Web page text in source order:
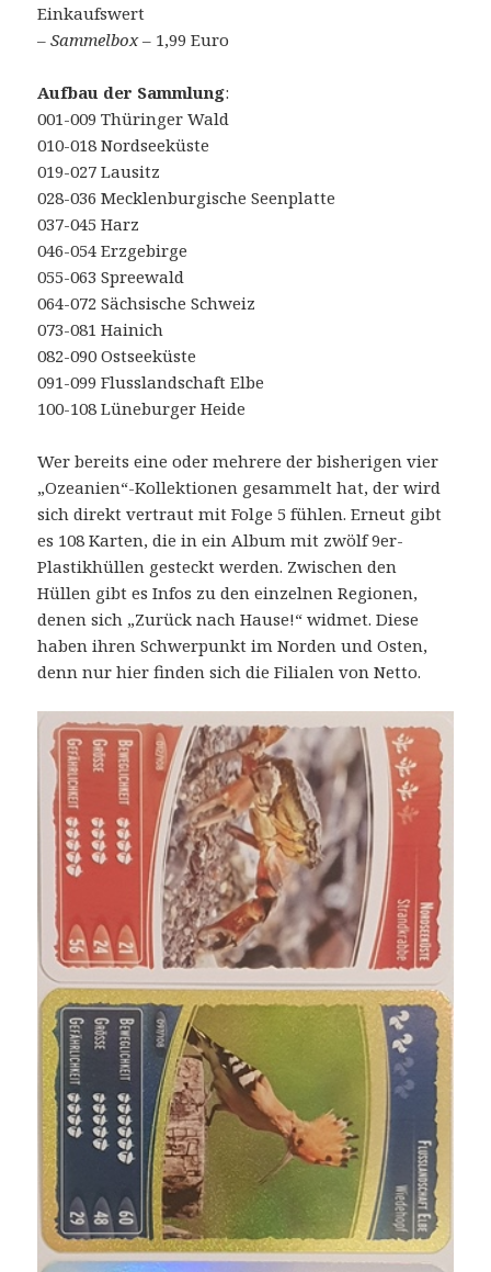
Einkaufswert
–Sammelbox– 1,99 Euro
Aufbau der Sammlung:
001-009 Thüringer Wald
010-018 Nordseeküste
019-027 Lausitz
028-036 Mecklenburgische Seenplatte
037-045 Harz
046-054 Erzgebirge
055-063 Spreewald
064-072 Sächsische Schweiz
073-081 Hainich
082-090 Ostseeküste
091-099 Flusslandschaft Elbe
100-108 Lüneburger Heide
Wer bereits eine oder mehrere der bisherigen vier
„Ozeanien“-Kollektionen gesammelt hat, der wird
sich direkt vertraut mit Folge 5 fühlen. Erneut gibt
es 108 Karten, die in ein Album mit zwölf 9er-
Plastikhüllen gesteckt werden. Zwischen den
Hüllen gibt es Infos zu den einzelnen Regionen,
denen sich „Zurück nach Hause!“ widmet. Diese
haben ihren Schwerpunkt im Norden und Osten,
denn nur hier finden sich die Filialen von Netto.